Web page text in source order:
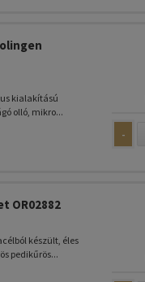
kialakítású
olló, mikro...
-
OR02882
készült, éles
pedikűrös...